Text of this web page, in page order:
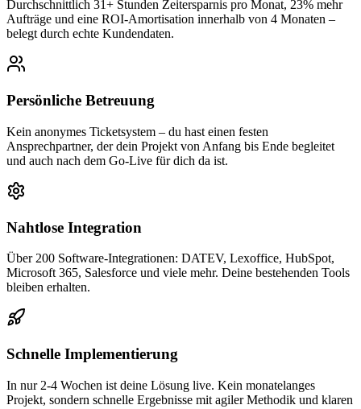
Durchschnittlich 31+ Stunden Zeitersparnis pro Monat, 23% mehr
Aufträge und eine ROI-Amortisation innerhalb von 4 Monaten –
belegt durch echte Kundendaten.
Persönliche Betreuung
Kein anonymes Ticketsystem – du hast einen festen
Ansprechpartner, der dein Projekt von Anfang bis Ende begleitet
und auch nach dem Go-Live für dich da ist.
Nahtlose Integration
Über 200 Software-Integrationen: DATEV, Lexoffice, HubSpot,
Microsoft 365, Salesforce und viele mehr. Deine bestehenden Tools
bleiben erhalten.
Schnelle Implementierung
In nur 2-4 Wochen ist deine Lösung live. Kein monatelanges
Projekt, sondern schnelle Ergebnisse mit agiler Methodik und klaren